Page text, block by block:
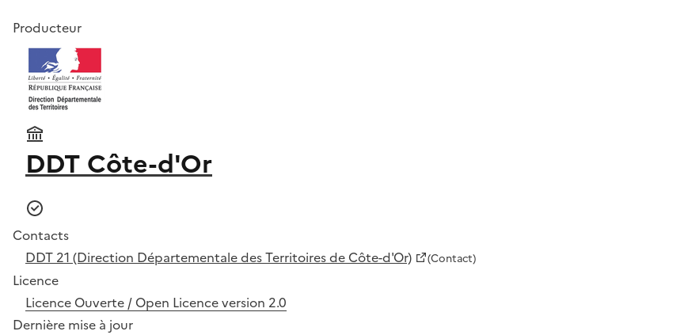
Producteur
DDT Côte-d'Or
Contacts
DDT 21 (Direction Départementale des Territoires de Côte-d'Or)
(Contact)
Licence
Licence Ouverte / Open Licence version 2.0
Dernière mise à jour